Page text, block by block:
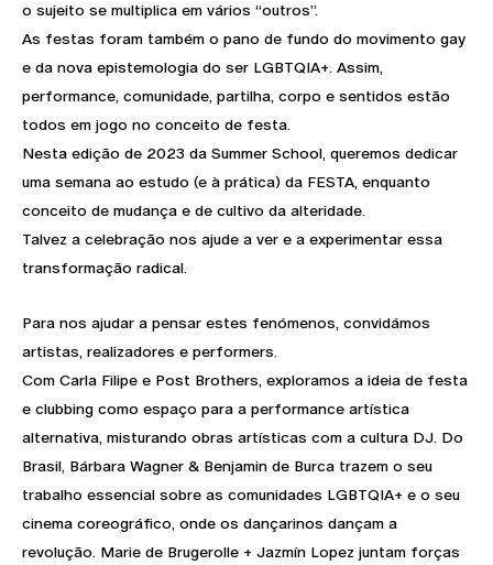
o sujeito se multiplica em vários “outros”.
As festas foram também o pano de fundo do movimento gay
e da nova epistemologia do ser LGBTQIA+. Assim,
performance, comunidade, partilha, corpo e sentidos estão
todos em jogo no conceito de festa.
Nesta edição de 2023 da Summer School, queremos dedicar
uma semana ao estudo (e à prática) da FESTA, enquanto
conceito de mudança e de cultivo da alteridade.
Talvez a celebração nos ajude a ver e a experimentar essa
transformação radical.
Para nos ajudar a pensar estes fenómenos, convidámos
artistas, realizadores e performers.
Com Carla Filipe e Post Brothers, exploramos a ideia de festa
e clubbing como espaço para a performance artística
alternativa, misturando obras artísticas com a cultura DJ. Do
Brasil, Bárbara Wagner & Benjamin de Burca trazem o seu
trabalho essencial sobre as comunidades LGBTQIA+ e o seu
cinema coreográfico, onde os dançarinos dançam a
revolução. Marie de Brugerolle + Jazmín Lopez juntam forças